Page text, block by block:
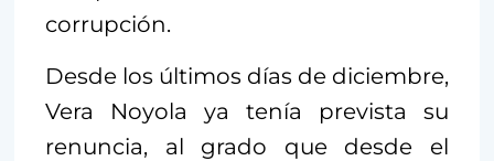
corrupción.
Desde los últimos días de diciembre,
Vera Noyola ya tenía prevista su
renuncia, al grado que desde el